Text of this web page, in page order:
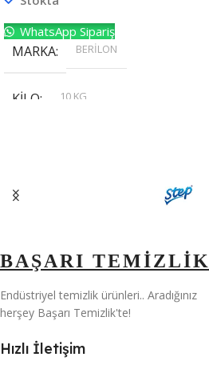
WhatsApp Sipariş
MARKA BERİLON
KILO
10 KG
BAŞARI TEMİZLİK
Endüstriyel temizlik ürünleri.. Aradığınız
herşey Başarı Temizlik'te!
Hızlı İletişim